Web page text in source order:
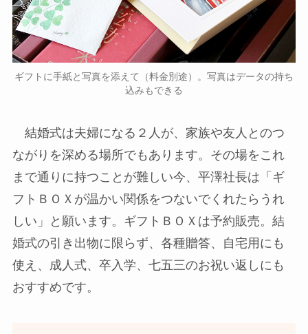
ギフトに手紙と写真を添えて（料金別途）。写真はデータの持ち
込みもできる
結婚式は夫婦になる２人が、家族や友人とのつ
ながりを深める場所でもあります。その場をこれ
まで通りに持つことが難しい今、平澤社長は「ギ
フトＢＯＸが温かい関係をつないでくれたらうれ
しい」と願います。ギフトＢＯＸは予約販売。結
婚式の引き出物に限らず、各種贈答、自宅用にも
使え、成人式、卒入学、七五三のお祝い返しにも
おすすめです。